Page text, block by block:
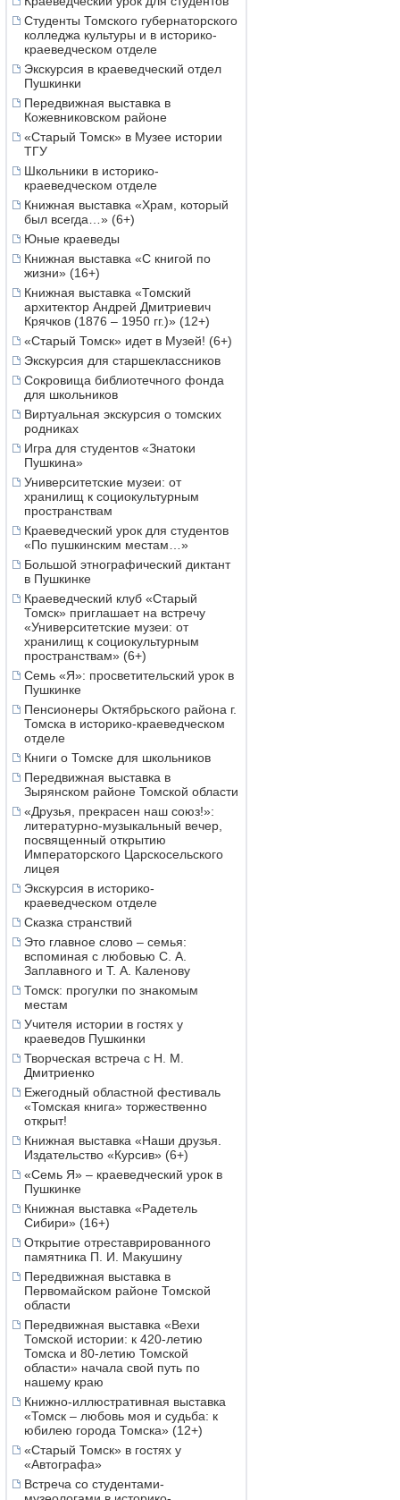
Студенты Томского губернаторского
колледжа культуры и в историко-
краеведческом отделе
Экскурсия в краеведческий отдел
Пушкинки
Передвижная выставка в
Кожевниковском районе
«Старый Томск» в Музее истории
ТГУ
Школьники в историко-
краеведческом отделе
Книжная выставка «Храм, который
был всегда…» (6+)
Юные краеведы
Книжная выставка «С книгой по
жизни» (16+)
Книжная выставка «Томский
архитектор Андрей Дмитриевич
Крячков (1876 – 1950 гг.)» (12+)
«Старый Томск» идет в Музей! (6+)
Экскурсия для старшеклассников
Сокровища библиотечного фонда
для школьников
Виртуальная экскурсия о томских
родниках
Игра для студентов «Знатоки
Пушкина»
Университетские музеи: от
хранилищ к социокультурным
пространствам
Краеведческий урок для студентов
«По пушкинским местам…»
Большой этнографический диктант
в Пушкинке
Краеведческий клуб «Старый
Томск» приглашает на встречу
«Университетские музеи: от
хранилищ к социокультурным
пространствам» (6+)
Семь «Я»: просветительский урок в
Пушкинке
Пенсионеры Октябрьского района г.
Томска в историко-краеведческом
отделе
Книги о Томске для школьников
Передвижная выставка в
Зырянском районе Томской области
«Друзья, прекрасен наш союз!»:
литературно-музыкальный вечер,
посвященный открытию
Императорского Царскосельского
лицея
Экскурсия в историко-
краеведческом отделе
Сказка странствий
Это главное слово – семья:
вспоминая с любовью С. А.
Заплавного и Т. А. Каленову
Томск: прогулки по знакомым
местам
Учителя истории в гостях у
краеведов Пушкинки
Творческая встреча с Н. М.
Дмитриенко
Ежегодный областной фестиваль
«Томская книга» торжественно
открыт!
Книжная выставка «Наши друзья.
Издательство «Курсив» (6+)
«Семь Я» – краеведческий урок в
Пушкинке
Книжная выставка «Радетель
Сибири» (16+)
Открытие отреставрированного
памятника П. И. Макушину
Передвижная выставка в
Первомайском районе Томской
области
Передвижная выставка «Вехи
Томской истории: к 420-летию
Томска и 80-летию Томской
области» начала свой путь по
нашему краю
Книжно-иллюстративная выставка
«Томск – любовь моя и судьба: к
юбилею города Томска» (12+)
«Старый Томск» в гостях у
«Автографа»
Встреча со студентами-